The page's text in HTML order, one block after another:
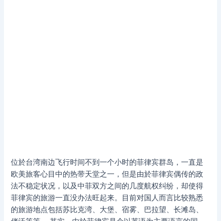
位於台湾南边飞行时间不到一个小时的菲律宾群岛，一直是
欧美旅客心目中的热带天堂之一，但是由於菲律宾偶传的政
法不稳定状况，以及中菲双方之间的几度航权纠纷，却使得
菲律宾的旅游一直没办法旺起来。目前对国人而言比较熟悉
的旅游地点包括苏比克湾、大堡、宿雾、巴拉望、长滩岛、